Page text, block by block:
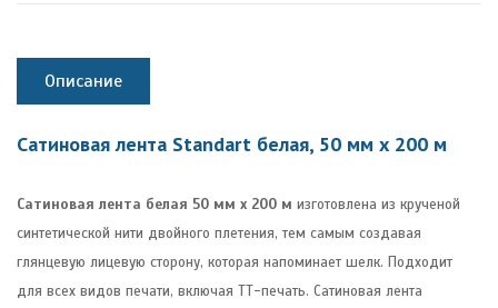
Описание
Сатиновая лента Standart белая, 50 мм х 200 м
Сатиновая лента белая 50 мм х 200 м изготовлена из крученой
синтетической нити двойного плетения, тем самым создавая
глянцевую лицевую сторону, которая напоминает шелк. Подходит
для всех видов печати, включая ТТ-печать. Сатиновая лента